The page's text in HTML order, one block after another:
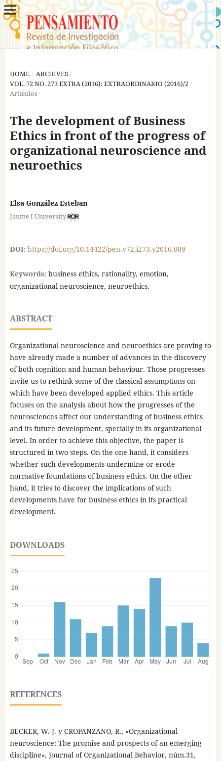
HOME / ARCHIVES /
VOL. 72 NO. 273 EXTRA (2016): EXTRAORDINARIO (2016)/2 /
Artículos
The development of Business
Ethics in front of the progress of
organizational neuroscience and
neuroethics
Elsa González Esteban
Jaume I University
DOI: https://doi.org/10.14422/pen.v72.i273.y2016.009
Keywords: business ethics, rationality, emotion,
organizational neuroscience, neuroethics.
ABSTRACT
Organizational neuroscience and neuroethics are proving to
have already made a number of advances in the discovery
of both cognition and human behaviour. Those progresses
invite us to rethink some of the classical assumptions on
which have been developed applied ethics. This article
focuses on the analysis about how the progresses of the
neurosciences affect our understanding of business ethics
and its future development, specially in its organizational
level. In order to achieve this objective, the paper is
structured in two steps. On the one hand, it considers
whether such developments undermine or erode
normative foundations of business ethics. On the other
hand, it tries to discover the implications of such
developments have for business ethics in its practical
development.
DOWNLOADS
REFERENCES
BECKER, W. J. y CROPANZANO, R., «Organizational
neuroscience: The promise and prospects of an emerging
discipline», Journal of Organizational Behavior, núm.31,